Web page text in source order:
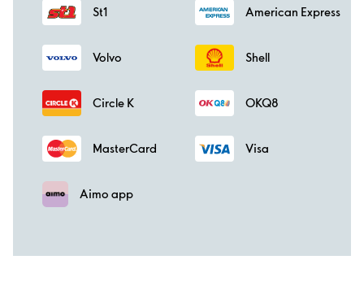
St1 American Express
Volvo Shell
Circle K OKQ8
MasterCard Visa
Aimo app